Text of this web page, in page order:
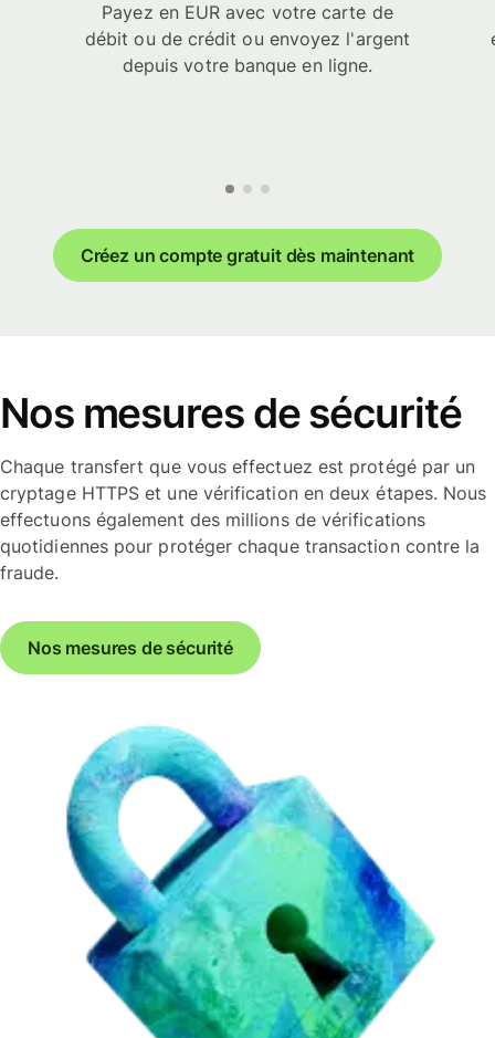
Payez en EUR avec votre carte de
débit ou de crédit ou envoyez l'argent
depuis votre banque en ligne.
Créez un compte gratuit dès maintenant
Nos mesures de sécurité
Chaque transfert que vous effectuez est protégé par un
cryptage HTTPS et une vérification en deux étapes. Nous
effectuons également des millions de vérifications
quotidiennes pour protéger chaque transaction contre la
fraude.
Nos mesures de sécurité